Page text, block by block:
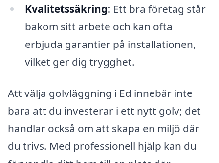
Kvalitetssäkring: Ett bra företag står
bakom sitt arbete och kan ofta
erbjuda garantier på installationen,
vilket ger dig trygghet.
Att välja golvläggning i Ed innebär inte
bara att du investerar i ett nytt golv; det
handlar också om att skapa en miljö där
du trivs. Med professionell hjälp kan du